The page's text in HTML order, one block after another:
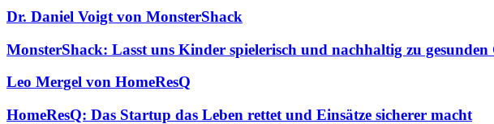
Dr. Daniel Voigt von MonsterShack
MonsterShack: Lasst uns Kinder spielerisch und nachhaltig zu
Leo Mergel von HomeResQ
HomeResQ: Das Startup das Leben rettet und Einsätze sicherer macht